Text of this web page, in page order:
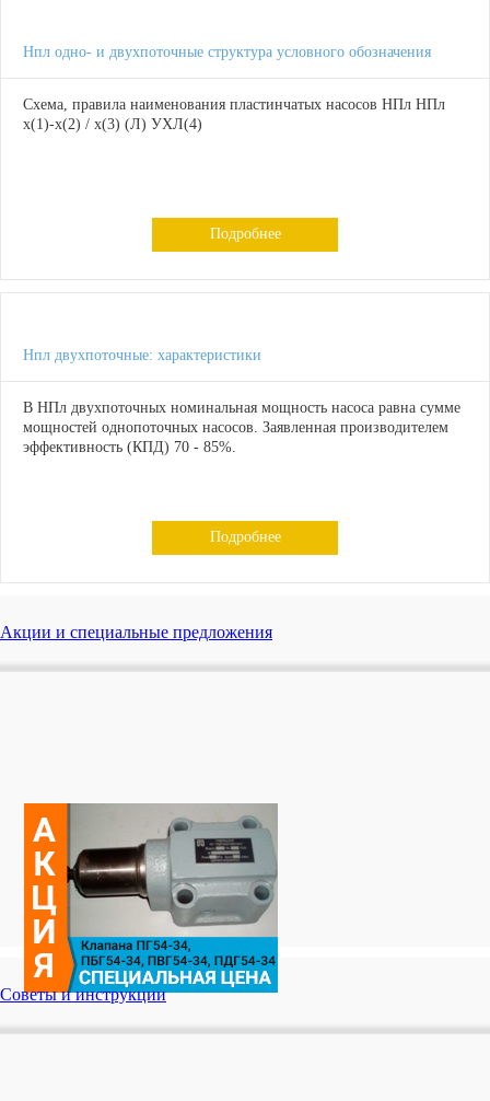
Нпл одно- и двухпоточные структура условного обозначения
Схема, правила наименования пластинчатых насосов НПл НПл
х(1)-х(2) / х(3) (Л) УХЛ(4)
Подробнее
Нпл двухпоточные: характеристики
В НПл двухпоточных номинальная мощность насоса равна сумме
мощностей однопоточных насосов. Заявленная производителем
эффективность (КПД) 70 - 85%.
Подробнее
Акции и специальные предложения
Советы и инструкции